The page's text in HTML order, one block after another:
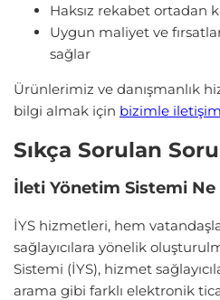
Haksız rekabet ortadan
Uygun maliyet ve
sağlar
Ürünlerimiz ve danışmanlık
bilgi almak için bizimle
Sıkça Sorulan
İleti Yönetim Sistemi Ne
İYS hizmetleri, hem
sağlayıcılara yönelik
Sistemi (İYS), hizmet
arama gibi farklı elektronik